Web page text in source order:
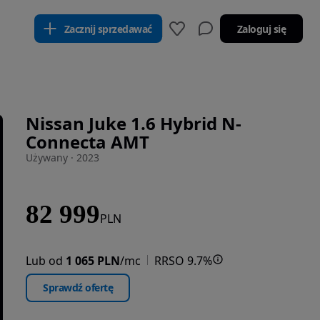
Zacznij sprzedawać Zaloguj się
Nissan Juke 1.6 Hybrid N-
Connecta AMT
Używany · 2023
82 999PLN
Lub od 1 065 PLN/mc RRSO 9.7%
Sprawdź ofertę